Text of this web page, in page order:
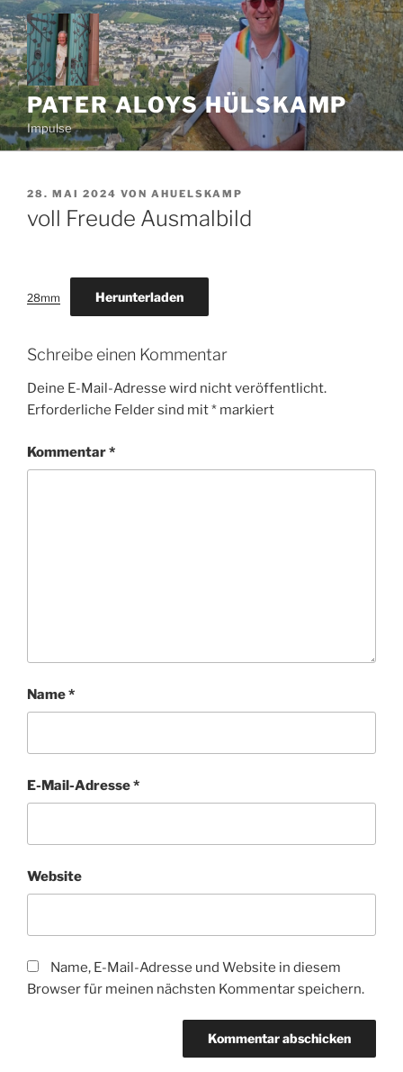
Zum
Inhalt
springen
PATER ALOYS HÜLSKAMP
Impulse
VERÖFFENTLICHT
28. MAI 2024 VON AHUELSKAMP
voll Freude Ausmalbild
28mm Herunterladen
Schreibe einen Kommentar
Deine E-Mail-Adresse wird nicht veröffentlicht.
Erforderliche Felder sind mit* markiert
Kommentar*
Name*
E-Mail-Adresse*
Website
Name, E-Mail-Adresse und Website in diesem
Browser für meinen nächsten Kommentar speichern.